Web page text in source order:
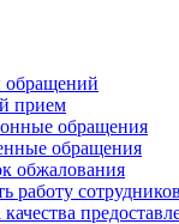
прием
обращения
обращения
обжалования
работу